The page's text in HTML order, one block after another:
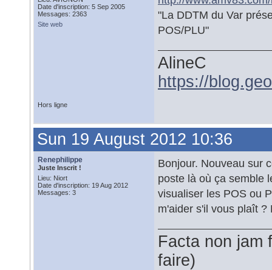
Date d'inscription: 5 Sep 2005
Messages: 2363
Site web
"La DDTM du Var
POS/PLU"
AlineC
https://
Hors ligne
Sun 19 August 2012 10:36
Renephilippe
Juste Inscrit !
Lieu: Niort
Date d'inscription: 19 Aug 2012
Messages: 3
Bonjour. Nouveau sur
poste là où ça semble
visualiser les POS ou
m'aider s'il vous plaît ?
Facta non jam
faire)